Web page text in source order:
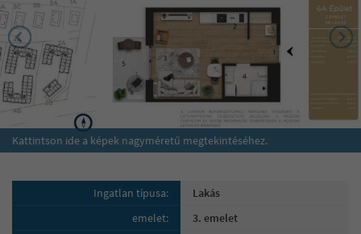
Kattintson ide a képek nagyméretű megtekintéséhez.
Ingatlan típusa:
Lakás
emelet:
3. emelet